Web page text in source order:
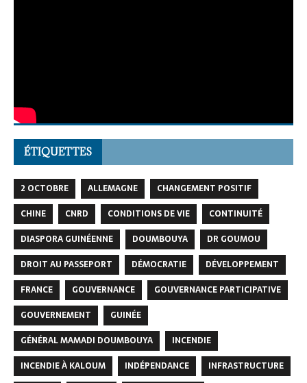
ÉTIQUETTES
2 OCTOBRE ALLEMAGNE
CHANGEMENT POSITIF
CHINE
CNRD CONDITIONS DE VIE
CONTINUITÉ
DIASPORA GUINÉENNE
DOUMBOUYA
DR GOUMOU
DROIT AU PASSEPORT
DÉMOCRATIE
DÉVELOPPEMENT
FRANCE
GOUVERNANCE
GOUVERNANCE PARTICIPATIVE
GOUVERNEMENT
GUINÉE
GÉNÉRAL MAMADI DOUMBOUYA
INCENDIE
INCENDIE À KALOUM
INDÉPENDANCE
INFRASTRUCTURE